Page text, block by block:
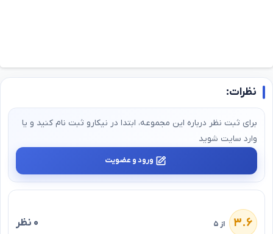
نظرات:
برای ثبت نظر درباره این مجموعه، ابتدا در نیکارو ثبت‌ نام کنید و یا
وارد سایت شوید
ورود و عضویت
۳.۶ از ۵ ۰ نظر